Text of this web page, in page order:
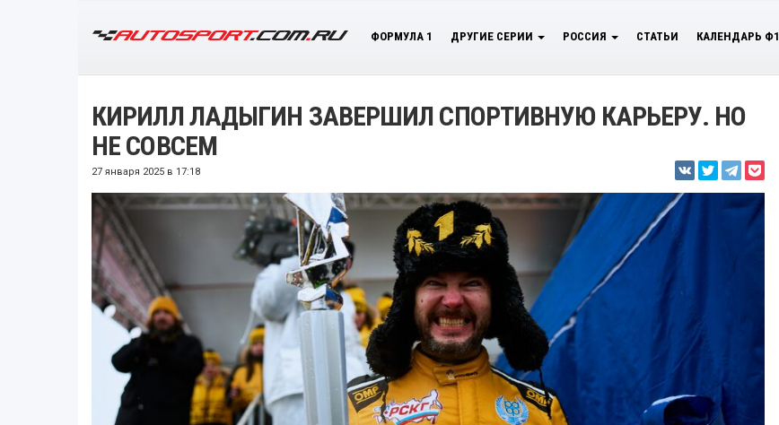
ФОРМУЛА 1 ДРУГИЕ СЕРИИ РОССИЯ СТАТЬИ КАЛЕНДАРЬ Ф1
КИРИЛЛ ЛАДЫГИН ЗАВЕРШИЛ СПОРТИВНУЮ КАРЬЕРУ. НО
НЕ СОВСЕМ
27 января 2025 в 17:18